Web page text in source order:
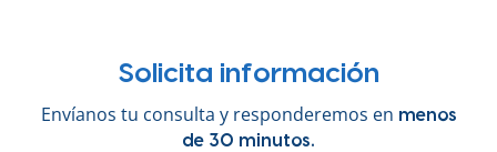
Solicita información
Envíanos tu consulta y responderemos en menos
de 30 minutos.